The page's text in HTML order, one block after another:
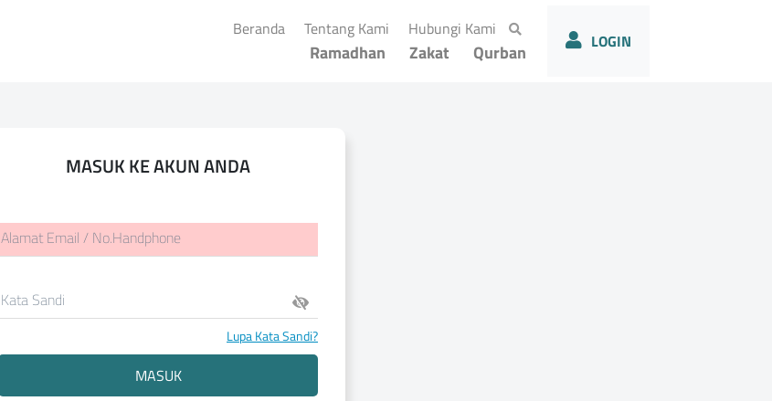
Beranda(current)
Tentang Kami(current)
Hubungi Kami(current)
Ramadhan Zakat Qurban LOGIN
MASUK KE AKUN ANDA
Alamat Email / No.Handphone
Kata Sandi
Lupa Kata Sandi?
MASUK